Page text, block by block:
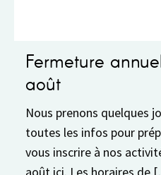
Fermeture
août
Nous prenons quelques
toutes les infos pour
vous inscrire à nos